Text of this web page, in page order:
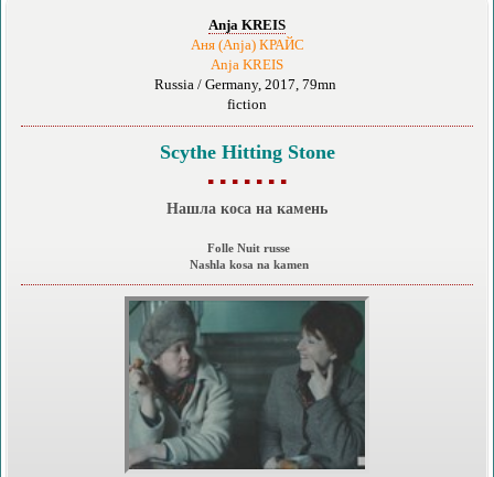
Anja KREIS
Аня (Anja) КРАЙС
Anja KREIS
Russia / Germany, 2017, 79mn
fiction
Scythe Hitting Stone
▪ ▪ ▪ ▪ ▪ ▪ ▪
Нашла коса на камень
Folle Nuit russe
Nashla kosa na kamen